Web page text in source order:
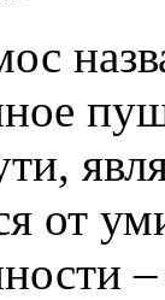
от